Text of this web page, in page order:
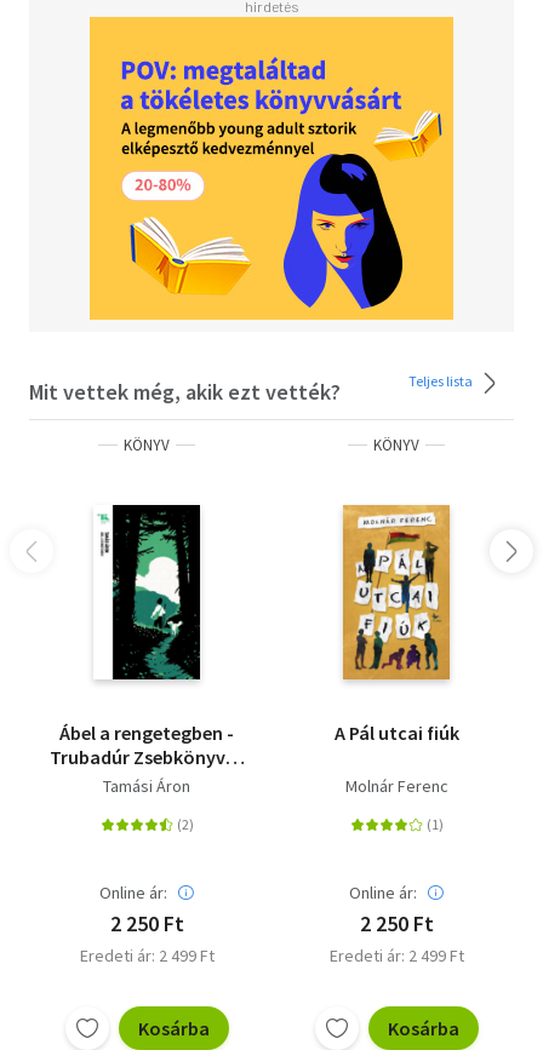
Mit vettek még, akik ezt vették? Teljes lista
KÖNYV
Ábel a rengetegben -
Trubadúr Zsebkönyvek
21.
Tamási Áron
Online ár:
2 250 Ft
Eredeti ár: 2 499 Ft
Kosárba
KÖNYV
A Pál utcai fiúk
Molnár Ferenc
Online ár:
2 250 Ft
Eredeti ár: 2 499 Ft
Kosárba